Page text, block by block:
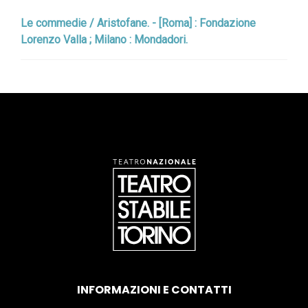
Le commedie / Aristofane. - [Roma] : Fondazione
Lorenzo Valla ; Milano : Mondadori.
INFORMAZIONI E CONTATTI